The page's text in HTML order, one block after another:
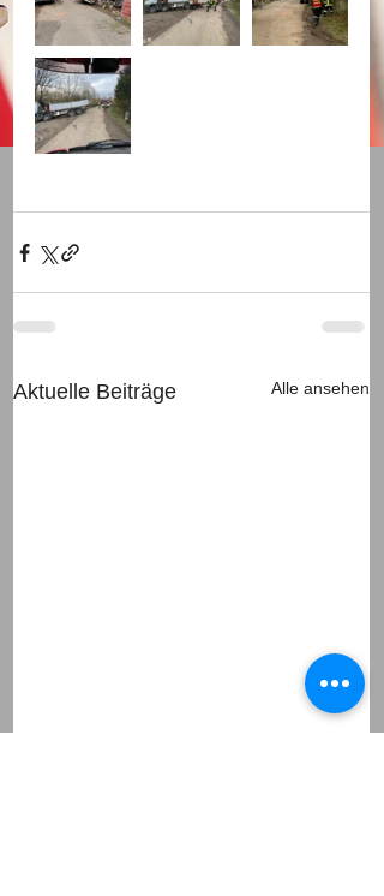
Aktuelle Beiträge Alle ansehen